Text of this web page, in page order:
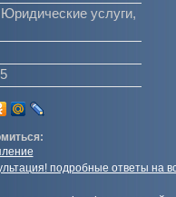
услуги,
подробные ответы на